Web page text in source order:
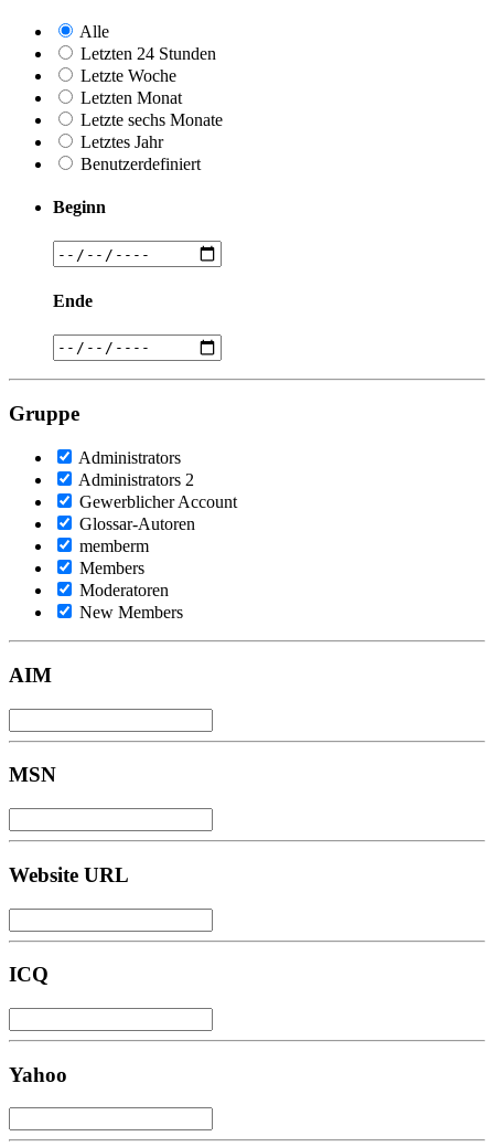
Alle
Letzten 24 Stunden
Letzte Woche
Letzten Monat
Letzte sechs Monate
Letztes Jahr
Benutzerdefiniert
Beginn
Ende
Gruppe
Administrators
Administrators 2
Gewerblicher Account
Glossar-Autoren
memberm
Members
Moderatoren
New Members
AIM
MSN
Website URL
ICQ
Yahoo